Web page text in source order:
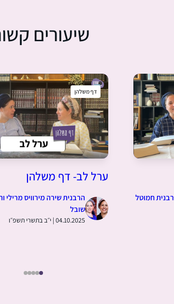
שיעורים
חמוטל
דף משלהן
ערל לב- דף משלהן
הרבנית שירה מירוויס מרילי
שובל
04.10.2025 | י״ב בתשרי תשפ״ו